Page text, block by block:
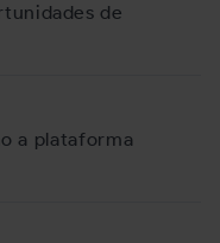
de
a plataforma